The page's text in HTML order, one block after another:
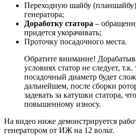
Переходную шайбу (планшайбу)
генератора;
Доработку статора –
придется укорачивать;
Проточку посадочного места.
Обратите внимание!
условиях статор не следует,
посадочный диаметр будет
дальнейшем, после сборки
задевать за катушки статора,
повышенному износу.
На видео ниже демонстрируется
генератором от ИЖ на 12 вольт.